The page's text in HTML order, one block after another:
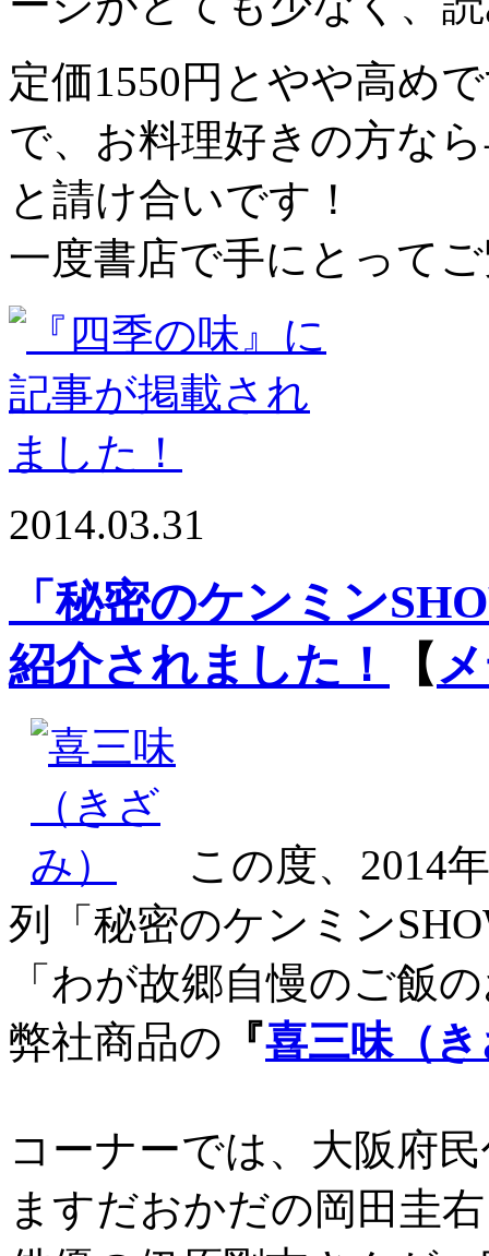
定価1550円とやや高め
で、お料理好きの方な
と請け合いです！
一度書店で手にとって
2014.03.31
「秘密のケンミン
紹介されました！
【
この度、2014
列「秘密のケンミン
「わが故郷自慢のご飯
弊社商品の 『喜三味（
コーナーでは、大阪府
ますだおかだの岡田圭